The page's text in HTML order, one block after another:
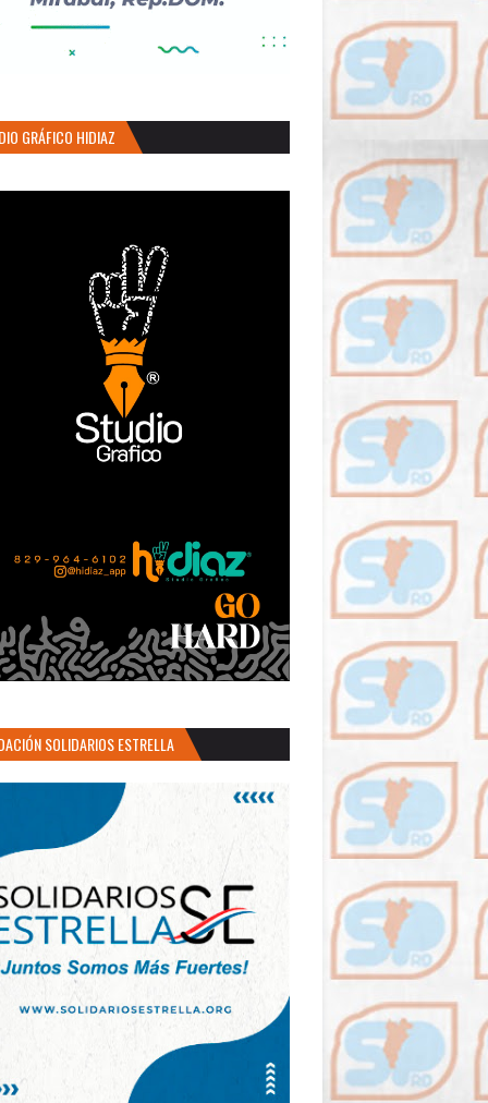
GRÁFICO HIDIAZ
SOLIDARIOS ESTRELLA